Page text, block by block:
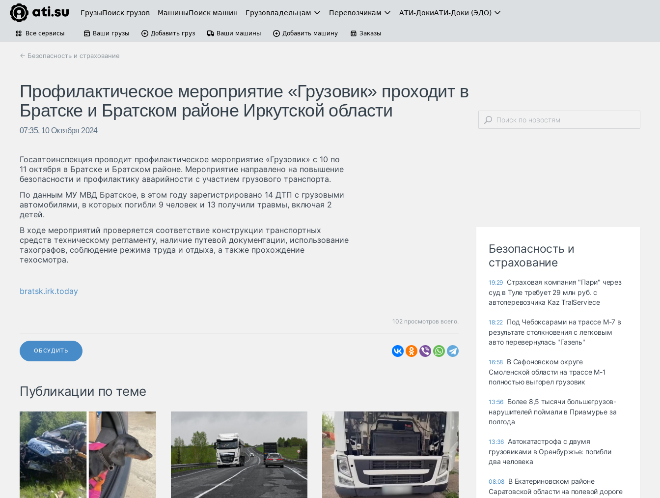
ГрузыПоиск грузов МашиныПоиск машин Грузовладельцам Перевозчикам АТИ-ДокиАТИ-Доки (ЭДО)
Все сервисы Ваши грузы Добавить груз Ваши машины Добавить машину Заказы
← Безопасность и страхование
Профилактическое мероприятие «Грузовик» проходит в
Братске и Братском районе Иркутской области
07:35, 10 Октября 2024
Госавтоинспекция проводит профилактическое мероприятие «Грузовик» с 10 по
11 октября в Братске и Братском районе. Мероприятие направлено на повышение
безопасности и профилактику аварийности с участием грузового транспорта.
По данным МУ МВД Братское, в этом году зарегистрировано 14 ДТП с грузовыми
автомобилями, в которых погибли 9 человек и 13 получили травмы, включая 2
детей.
В ходе мероприятий проверяется соответствие конструкции транспортных
средств техническому регламенту, наличие путевой документации, использование
тахографов, соблюдение режима труда и отдыха, а также прохождение
техосмотра.
bratsk.irk.today
102 просмотров всего.
ОБСУДИТЬ
Публикации по теме
Безопасность и
страхование
19:29 Страховая компания "Пари" через
суд в Туле требует 29 млн руб. с
автоперевозчика Kaz TralServiece
18:22 Под Чебоксарами на трассе М-7 в
результате столкновения с легковым
авто перевернулась "Газель"
16:58 В Сафоновском округе
Смоленской области на трассе М-1
полностью выгорел грузовик
13:56 Более 8,5 тысячи большегрузов-
нарушителей поймали в Приамурье за
полгода
13:36 Автокатастрофа с двумя
грузовиками в Оренбуржье: погибли
два человека
08:08 В Екатериновском районе
Саратовской области на полевой дороге